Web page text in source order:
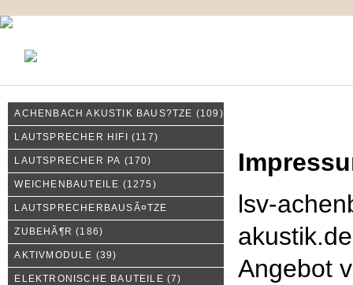
ACHENBACH AKUSTIK BAUS?TZE (109)
LAUTSPRECHER HIFI (117)
LAUTSPRECHER PA (170)
WEICHENBAUTEILE (1275)
LAUTSPRECHERBAUSÃ¤TZE
ZUBEHÃ¶R (186)
AKTIVMODULE (39)
ELEKTRONISCHE BAUTEILE (7)
lsv-
Angebot